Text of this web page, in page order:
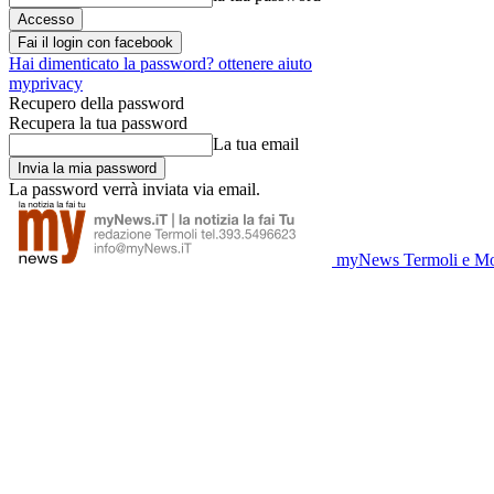
Fai il login con facebook
Hai dimenticato la password? ottenere aiuto
myprivacy
Recupero della password
Recupera la tua password
La tua email
La password verrà inviata via email.
myNews Termoli e